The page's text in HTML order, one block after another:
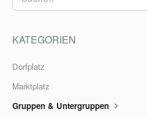
KATEGORIEN
Dorfplatz
Marktplatz
Gruppen & Untergruppen